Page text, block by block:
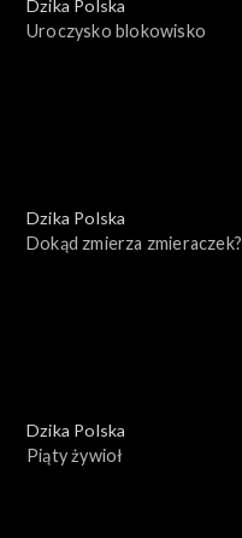
Dzika Polska
Uroczysko blokowisko
Dzika Polska
Dokąd zmierza zmieraczek?
Dzika Polska
Piąty żywioł